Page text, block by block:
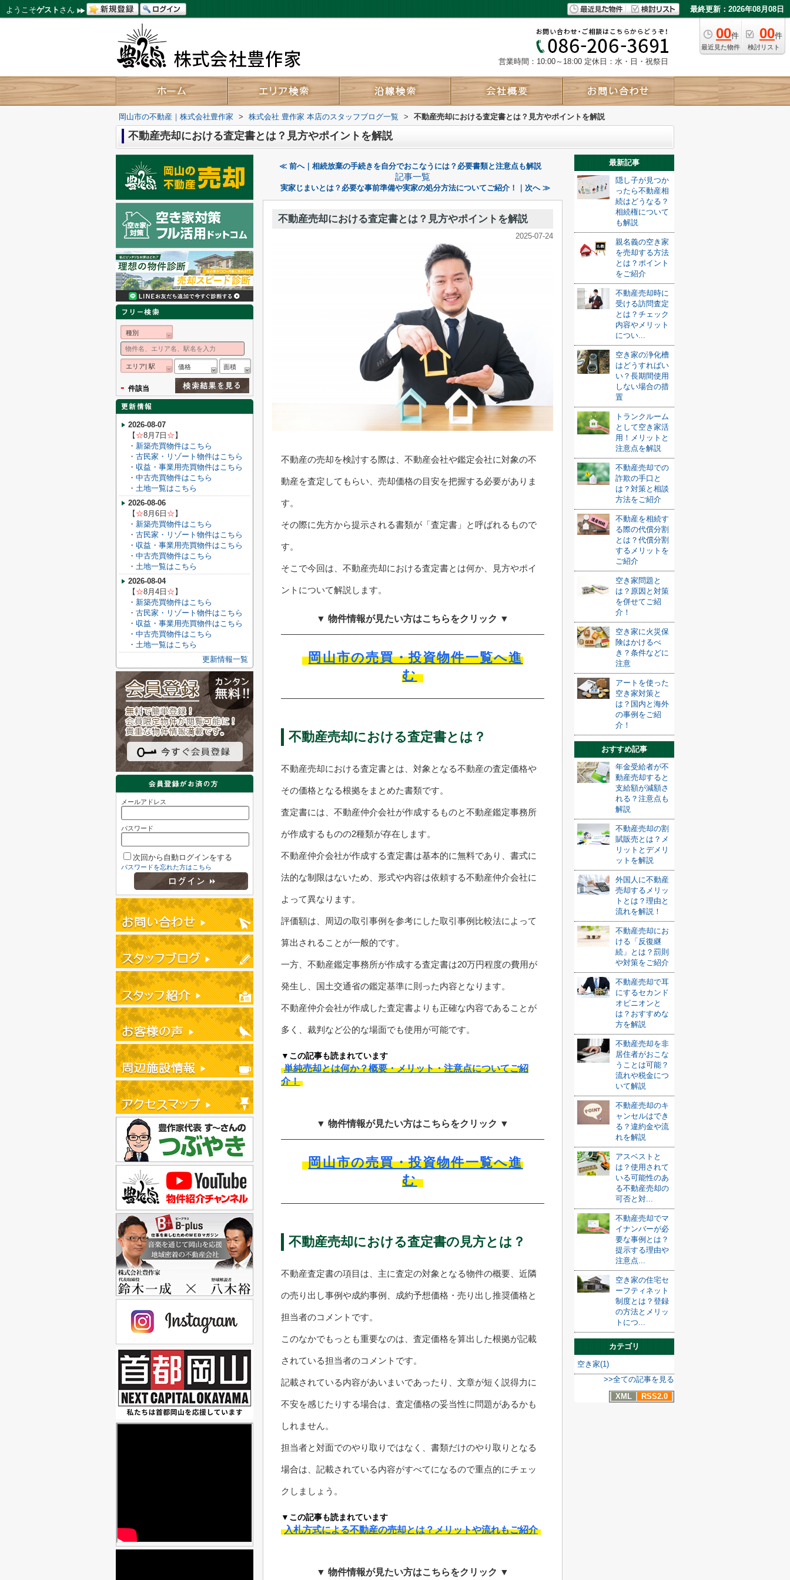
ようこそゲスト さん 最終更新：2026年08月08日
00件
最近見た物件
00件
検討リスト
営業時間：10:00～18:00 定休日：水・日・祝祭日
岡山市の不動産｜株式会社豊作家 > 株式会社 豊作家 本店のスタッフブログ一覧 > 不動産売却における査定書とは？見方やポイントを解説
不動産売却における査定書とは？見方やポイントを解説
≪ 前へ｜相続放棄の手続きを自分でおこなうには？必要書類と注意点も解説
記事一覧
実家じまいとは？必要な事前準備や実家の処分方法についてご紹介！｜次へ ≫
不動産売却における査定書とは？見方やポイントを解説
2025-07-24
不動産の売却を検討する際は、不動産会社や鑑定会社に対象の不
動産を査定してもらい、売却価格の目安を把握する必要がありま
す。
その際に先方から提示される書類が「査定書」と呼ばれるもので
す。
そこで今回は、不動産売却における査定書とは何か、見方やポイ
ントについて解説します。
▼ 物件情報が見たい方はこちらをクリック ▼
岡山市の売買・投資物件一覧へ進
む
不動産売却における査定書とは？
不動産売却における査定書とは、対象となる不動産の査定価格や
その価格となる根拠をまとめた書類です。
査定書には、不動産仲介会社が作成するものと不動産鑑定事務所
が作成するものの2種類が存在します。
不動産仲介会社が作成する査定書は基本的に無料であり、書式に
法的な制限はないため、形式や内容は依頼する不動産仲介会社に
よって異なります。
評価額は、周辺の取引事例を参考にした取引事例比較法によって
算出されることが一般的です。
一方、不動産鑑定事務所が作成する査定書は20万円程度の費用が
発生し、国土交通省の鑑定基準に則った内容となります。
不動産仲介会社が作成した査定書よりも正確な内容であることが
多く、裁判など公的な場面でも使用が可能です。
▼この記事も読まれています
単純売却とは何か？概要・メリット・注意点についてご紹
介！
▼ 物件情報が見たい方はこちらをクリック ▼
岡山市の売買・投資物件一覧へ進
む
不動産売却における査定書の見方とは？
不動産査定書の項目は、主に査定の対象となる物件の概要、近隣
の売り出し事例や成約事例、成約予想価格・売り出し推奨価格と
担当者のコメントです。
このなかでもっとも重要なのは、査定価格を算出した根拠が記載
されている担当者のコメントです。
記載されている内容があいまいであったり、文章が短く説得力に
不安を感じたりする場合は、査定価格の妥当性に問題があるかも
しれません。
担当者と対面でのやり取りではなく、書類だけのやり取りとなる
場合は、記載されている内容がすべてになるので重点的にチェッ
クしましょう。
▼この記事も読まれています
入札方式による不動産の売却とは？メリットや流れもご紹介
▼ 物件情報が見たい方はこちらをクリック ▼
最新記事
隠し子が見つか
ったら不動産相
続はどうなる？
相続権について
も解説
親名義の空き家
を売却する方法
とは？ポイント
をご紹介
不動産売却時に
受ける訪問査定
とは？チェック
内容やメリット
につい...
空き家の浄化槽
はどうすればい
い？長期間使用
しない場合の措
置
トランクルーム
として空き家活
用！メリットと
注意点を解説
不動産売却での
詐欺の手口と
は？対策と相談
方法をご紹介
不動産を相続す
る際の代償分割
とは？代償分割
するメリットを
ご紹介
空き家問題と
は？原因と対策
を併せてご紹
介！
空き家に火災保
険はかけるべ
き？条件などに
注意
アートを使った
空き家対策と
は？国内と海外
の事例をご紹
介！
おすすめ記事
年金受給者が不
動産売却すると
支給額が減額さ
れる？注意点も
解説
不動産売却の割
賦販売とは？メ
リットとデメリ
ットを解説
外国人に不動産
売却するメリッ
トとは？理由と
流れを解説！
不動産売却にお
ける「反復継
続」とは？罰則
や対策をご紹介
不動産売却で耳
にするセカンド
オピニオンと
は？おすすめな
方を解説
不動産売却を非
居住者がおこな
うことは可能？
流れや税金につ
いて解説
不動産売却のキ
ャンセルはでき
る？違約金や流
れを解説
アスベストと
は？使用されて
いる可能性のあ
る不動産売却の
可否と対...
不動産売却でマ
イナンバーが必
要な事例とは？
提示する理由や
注意点...
空き家の住宅セ
ーフティネット
制度とは？登録
の方法とメリッ
トにつ...
カテゴリ
空き家(1)
>>全ての記事を見る
XML
RSS2.0
種別
エリア| 駅 価格 面積
- 件該当
2026-08-07
【 ☆8月7 日 ☆ 】
・ 新築売買物件はこちら
・ 古民家・リゾート物件はこちら
・ 収益・事業用売買物件はこちら
・ 中古売買物件はこちら
・ 土地一覧はこちら
2026-08-06
【 ☆8月6 日 ☆ 】
・ 新築売買物件はこちら
・ 古民家・リゾート物件はこちら
・ 収益・事業用売買物件はこちら
・ 中古売買物件はこちら
・ 土地一覧はこちら
2026-08-04
【 ☆8月4 日 ☆ 】
・ 新築売買物件はこちら
・ 古民家・リゾート物件はこちら
・ 収益・事業用売買物件はこちら
・ 中古売買物件はこちら
・ 土地一覧はこちら
更新情報一覧
メールアドレス
パスワード
次回から自動ログインをする
パスワードを忘れた方はこちら